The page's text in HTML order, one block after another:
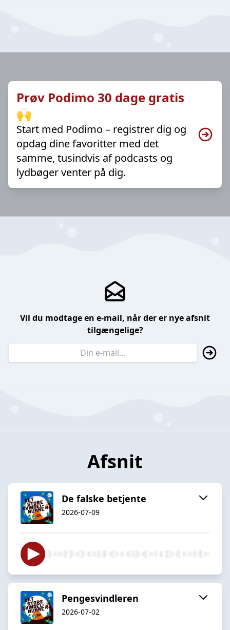
Prøv Podimo 30 dage gratis
🙌
Start med Podimo – registrer dig og
opdag dine favoritter med det
samme, tusindvis af podcasts og
lydbøger venter på dig.
Vil du modtage en e-mail, når der er nye afsnit
tilgængelige?
Afsnit
De falske betjente
2026-07-09
Pengesvindleren
2026-07-02